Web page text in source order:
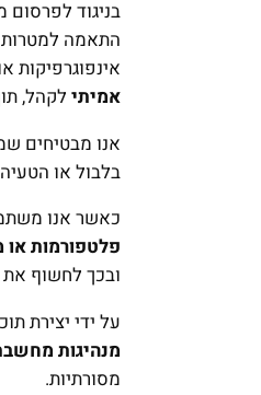
בניגוד לפרסום
התאמה למטרות
אינפוגרפיקות
אמיתי לקהל,
אנו מבטיחים
בלבול או
כאשר אנו
פלטפורמות או
ובכך לחשוף
על ידי יצירת
מנהיגות
מסורתיות.